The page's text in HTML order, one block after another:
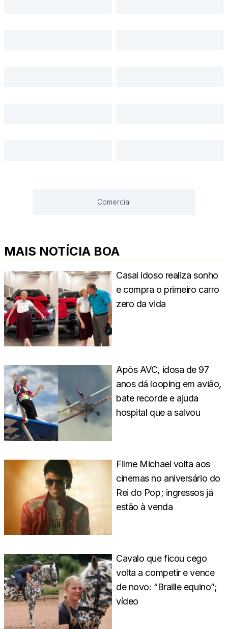
Comercial
MAIS NOTÍCIA BOA
Casal idoso realiza sonho
e compra o primeiro carro
zero da vida
Após AVC, idosa de 97
anos dá looping em avião,
bate recorde e ajuda
hospital que a salvou
Filme Michael volta aos
cinemas no aniversário do
Rei do Pop; ingressos já
estão à venda
Cavalo que ficou cego
volta a competir e vence
de novo: “Braille equino”;
vídeo